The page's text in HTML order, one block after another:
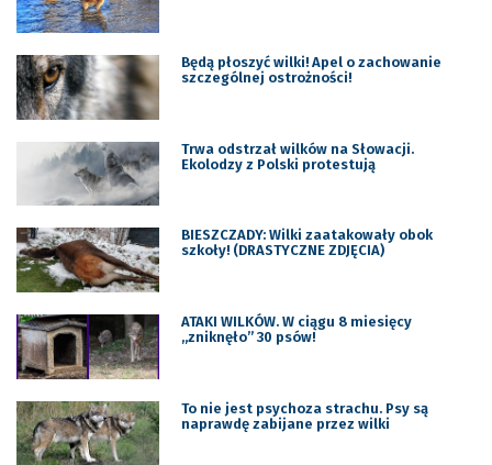
Będą płoszyć wilki! Apel o zachowanie
szczególnej ostrożności!
Trwa odstrzał wilków na Słowacji.
Ekolodzy z Polski protestują
BIESZCZADY: Wilki zaatakowały obok
szkoły! (DRASTYCZNE ZDJĘCIA)
ATAKI WILKÓW. W ciągu 8 miesięcy
„zniknęło” 30 psów!
To nie jest psychoza strachu. Psy są
naprawdę zabijane przez wilki